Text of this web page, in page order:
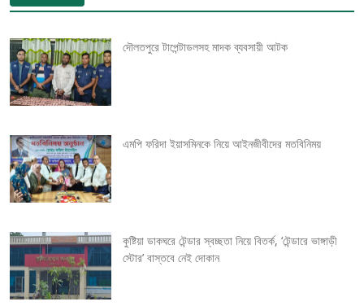
t
n
a
v
i
g
a
t
দৌলতপুরে টাপেন্টাডলসহ মাদক ব্যবসায়ী আটক
এমপি ফরিদা ইয়াসমিনকে নিয়ে আইনজীবীদের মতবিনিময়
কুষ্টিয়া ডাকঘরে টেন্ডার স্বচ্ছতা নিয়ে বিতর্ক, ‘টেন্ডারে ভাঙ্গাড়ী
স্টোর’ বাস্তবে নেই দোকান